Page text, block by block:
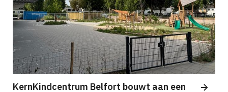
KernKindcentrum Belfort bouwt aan een